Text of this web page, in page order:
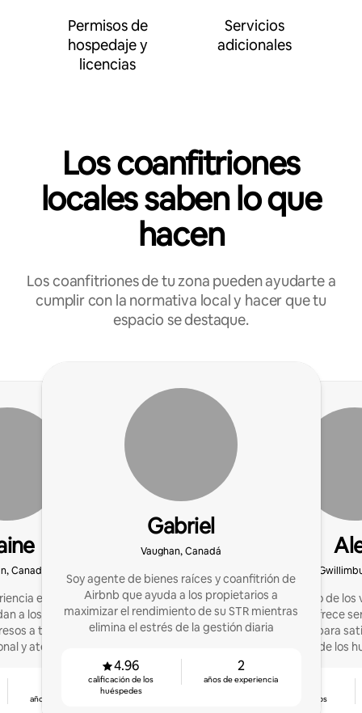
Permisos de
hospedaje y
licencias
Servicios
adicionales
Los coanfitriones
locales saben lo que
hacen
Los coanfitriones de tu zona pueden ayudarte a
cumplir con la normativa local y hacer que tu
espacio se destaque.
Canadá
en hospedaje y
a los anfitriones a
a través de una
y atención al detalle.
años de experiencia
Gabriel
Vaughan, Canadá
Soy agente de bienes raíces y coanfitrión de
Airbnb que ayuda a los propietarios a
maximizar el rendimiento de su STR mientras
elimina el estrés de la gestión diaria
4.96
calificación de los
huéspedes
2
años de experiencia
East
Un apasionado de los
anfitrión y ofrece
categoría para
necesidades de los
calificación de los